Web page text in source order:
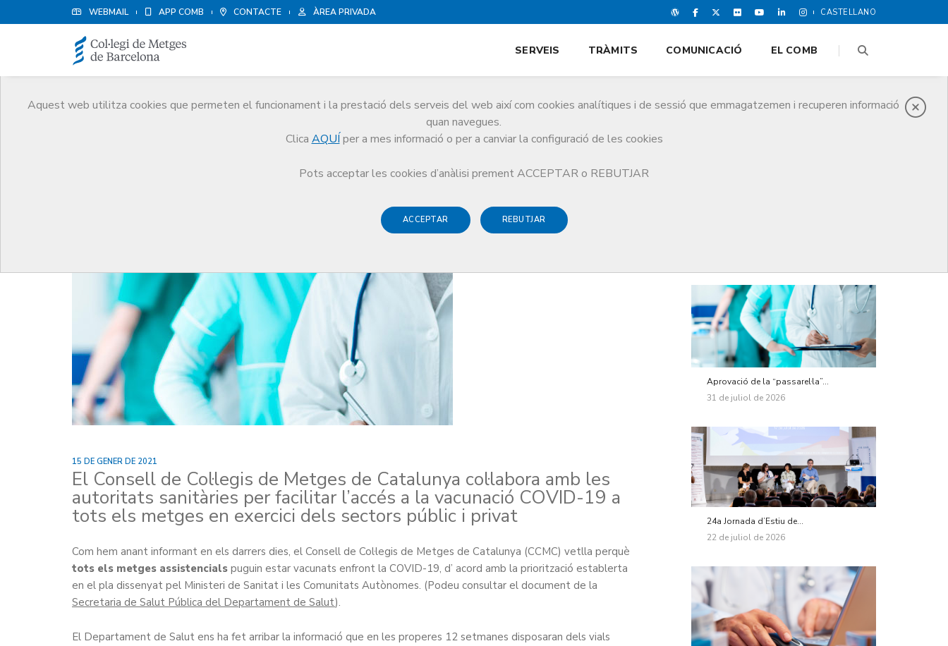
WEBMAIL APP COMB CONTACTE ÀREA PRIVADA CASTELLANO
Aquest web utilitza cookies que permeten el funcionament i la prestació dels serveis del web així com cookies analítiques i de sessió que emmagatzemen i recuperen informació
quan navegues.
Clica AQUÍ per a mes informació o per a canviar la configuració de les cookies
Pots acceptar les cookies d’anàlisi prement ACCEPTAR o REBUTJAR
ACCEPTAR REBUTJAR
SERVEIS TRÀMITS COMUNICACIÓ EL COMB
15 DE GENER DE 2021
El Consell de Col·legis de Metges de Catalunya col·labora amb les
autoritats sanitàries per facilitar l’accés a la vacunació COVID-19 a
tots els metges en exercici dels sectors públic i privat
Com hem anant informant en els darrers dies, el Consell de Col·legis de Metges de Catalunya (CCMC) vetlla perquè
tots els metges assistencials puguin estar vacunats enfront la COVID-19, d’ acord amb la priorització establerta
en el pla dissenyat pel Ministeri de Sanitat i les Comunitats Autònomes. (Podeu consultar el document de la
Secretaria de Salut Pública del Departament de Salut).
El Departament de Salut ens ha fet arribar la informació que en les properes 12 setmanes disposaran dels vials
Aprovació de la “passarel·la”...
31 de juliol de 2026
24a Jornada d’Estiu de...
22 de juliol de 2026